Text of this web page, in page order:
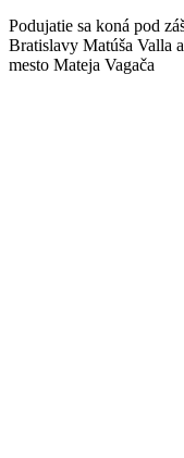
Podujatie sa koná pod
Bratislavy Matúša Valla
mesto Mateja Vagača